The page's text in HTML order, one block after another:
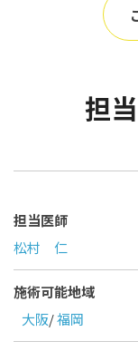
担
担当医師
松村 仁
施術可能地域
大阪/福岡